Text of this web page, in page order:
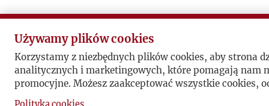
Używamy plików cookies
Korzystamy z niezbędnych plików cookies, aby strona
analitycznych i marketingowych, które pomagają nam
promocyjne. Możesz zaakceptować wszystkie cookies,